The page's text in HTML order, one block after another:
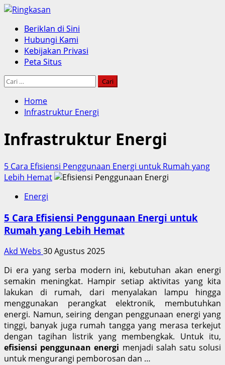
Skip
content
Primary
Menu
Beriklan di Sini
Hubungi Kami
Kebijakan Privasi
Peta Situs
Cari
Home
Infrastruktur Energi
Infrastruktur Energi
5 Cara Efisiensi Penggunaan Energi untuk Rumah yang
Lebih Hemat
Energi
5 Cara Efisiensi Penggunaan Energi untuk
Rumah yang Lebih Hemat
Akd Webs 30 Agustus 2025
Di era yang serba modern ini, kebutuhan akan energi
semakin meningkat. Hampir setiap aktivitas yang kita
lakukan di rumah, dari menyalakan lampu hingga
menggunakan perangkat elektronik, membutuhkan
energi. Namun, seiring dengan penggunaan energi yang
tinggi, banyak juga rumah tangga yang merasa terkejut
dengan tagihan listrik yang membengkak. Untuk itu,
efisiensi penggunaan energi menjadi salah satu solusi
untuk mengurangi pemborosan dan …